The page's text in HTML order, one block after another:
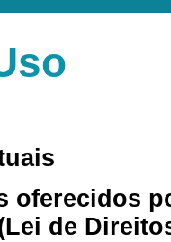
oferecidos
de